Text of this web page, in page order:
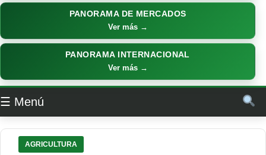
PANORAMA DE MERCADOS
Ver más →
PANORAMA INTERNACIONAL
Ver más →
☰ Menú
AGRICULTURA